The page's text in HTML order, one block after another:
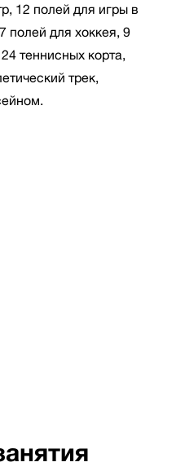
12 полей для игры в
полей для хоккея, 9
теннисных корта,
трек,